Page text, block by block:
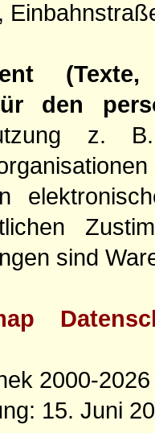
den
z.
sind
2000-2026
15. Juni